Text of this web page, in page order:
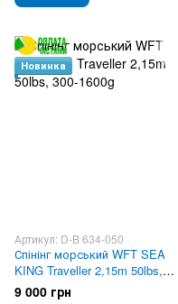
Новинка
Артикул: D-B 634-050
Спінінг морський WFT SEA
KING Traveller 2,15m 50lbs,
300-1600g
9 000 грн